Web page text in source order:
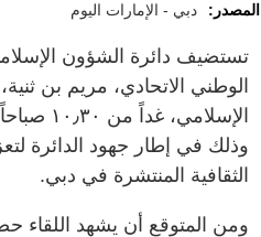
المصدر: دبي - الإمارات اليوم
تستضيف دائرة الشؤون
الوطني الاتحادي، مريم بن
وذلك في إطار جهود الدائرة
الثقافية المنتشرة في دبي.
ومن المتوقع أن يشهد اللقاء